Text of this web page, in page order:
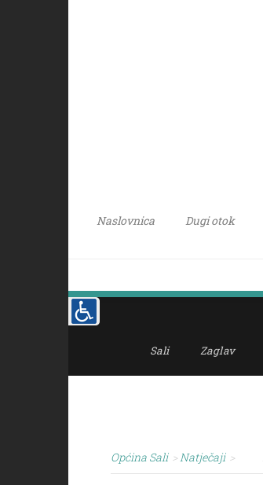
Naslovnica Dugi otok
Sali Zaglav
Općina Sali > Natječaji >